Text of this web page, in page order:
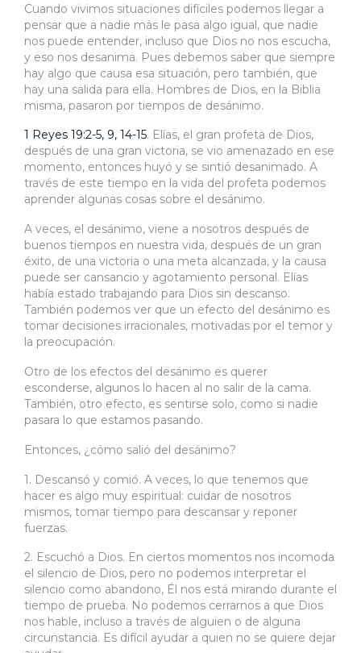
Cuando vivimos situaciones difíciles podemos llegar a
pensar que a nadie más le pasa algo igual, que nadie
nos puede entender, incluso que Dios no nos escucha,
y eso nos desanima. Pues debemos saber que siempre
hay algo que causa esa situación, pero también, que
hay una salida para ella. Hombres de Dios, en la Biblia
misma, pasaron por tiempos de desánimo.
1 Reyes 19:2-5, 9, 14-15. Elías, el gran profeta de Dios,
después de una gran victoria, se vio amenazado en ese
momento, entonces huyó y se sintió desanimado. A
través de este tiempo en la vida del profeta podemos
aprender algunas cosas sobre el desánimo.
A veces, el desánimo, viene a nosotros después de
buenos tiempos en nuestra vida, después de un gran
éxito, de una victoria o una meta alcanzada, y la causa
puede ser cansancio y agotamiento personal. Elías
había estado trabajando para Dios sin descanso.
También podemos ver que un efecto del desánimo es
tomar decisiones irracionales, motivadas por el temor y
la preocupación.
Otro de los efectos del desánimo es querer
esconderse, algunos lo hacen al no salir de la cama.
También, otro efecto, es sentirse solo, como si nadie
pasara lo que estamos pasando.
Entonces, ¿cómo salió del desánimo?
1. Descansó y comió. A veces, lo que tenemos que
hacer es algo muy espiritual: cuidar de nosotros
mismos, tomar tiempo para descansar y reponer
fuerzas.
2. Escuchó a Dios. En ciertos momentos nos incomoda
el silencio de Dios, pero no podemos interpretar el
silencio como abandono, Él nos está mirando durante el
tiempo de prueba. No podemos cerrarnos a que Dios
nos hable, incluso a través de alguien o de alguna
circunstancia. Es difícil ayudar a quien no se quiere dejar